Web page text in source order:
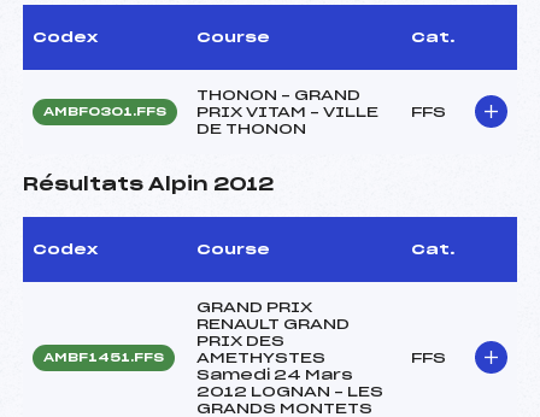
Codex Course Cat.
AMBF0301.FFS
THONON – GRAND
PRIX VITAM – VILLE
DE THONON
FFS
Résultats Alpin 2012
Codex Course Cat.
AMBF1451.FFS
GRAND PRIX
RENAULT GRAND
PRIX DES
AMETHYSTES
Samedi 24 Mars
2012 LOGNAN – LES
GRANDS MONTETS
FFS